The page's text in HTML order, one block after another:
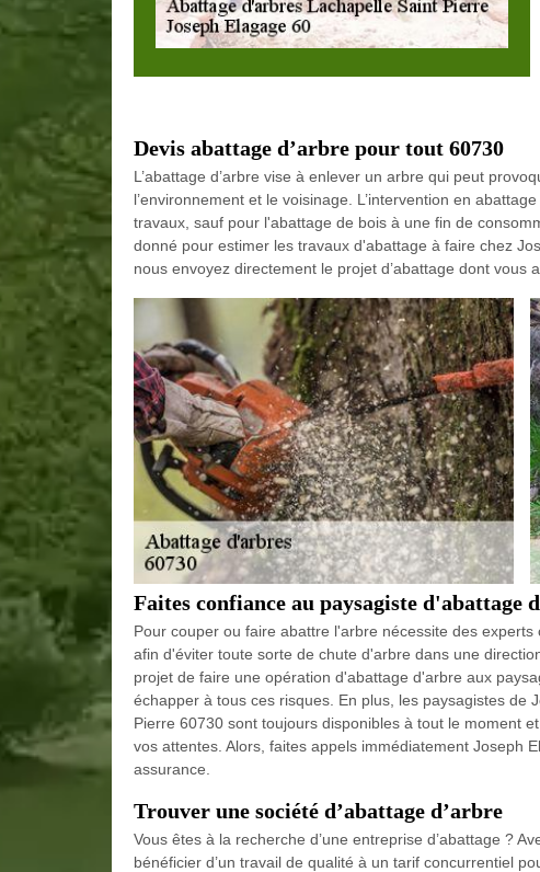
Devis abattage d’arbre pour tout 60730
L’abattage d’arbre vise à enlever un arbre qui peut
l’environnement et le voisinage. L’intervention en
travaux, sauf pour l'abattage de bois à une fin de
donné pour estimer les travaux d'abattage à faire chez
nous envoyez directement le projet d’abattage dont vous
Faites confiance au paysagiste
Pour couper ou faire abattre l'arbre nécessite des
afin d'éviter toute sorte de chute d'arbre dans une
projet de faire une opération d'abattage d'arbre aux
échapper à tous ces risques. En plus, les paysagistes de
Pierre 60730 sont toujours disponibles à tout le moment
vos attentes. Alors, faites appels immédiatement Joseph
assurance.
Trouver une société d’abattage d’arbre
Vous êtes à la recherche d’une entreprise d’abattage ?
bénéficier d’un travail de qualité à un tarif concurrentiel